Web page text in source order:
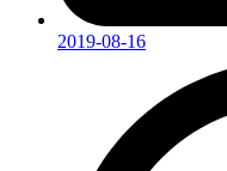
2019-08-16